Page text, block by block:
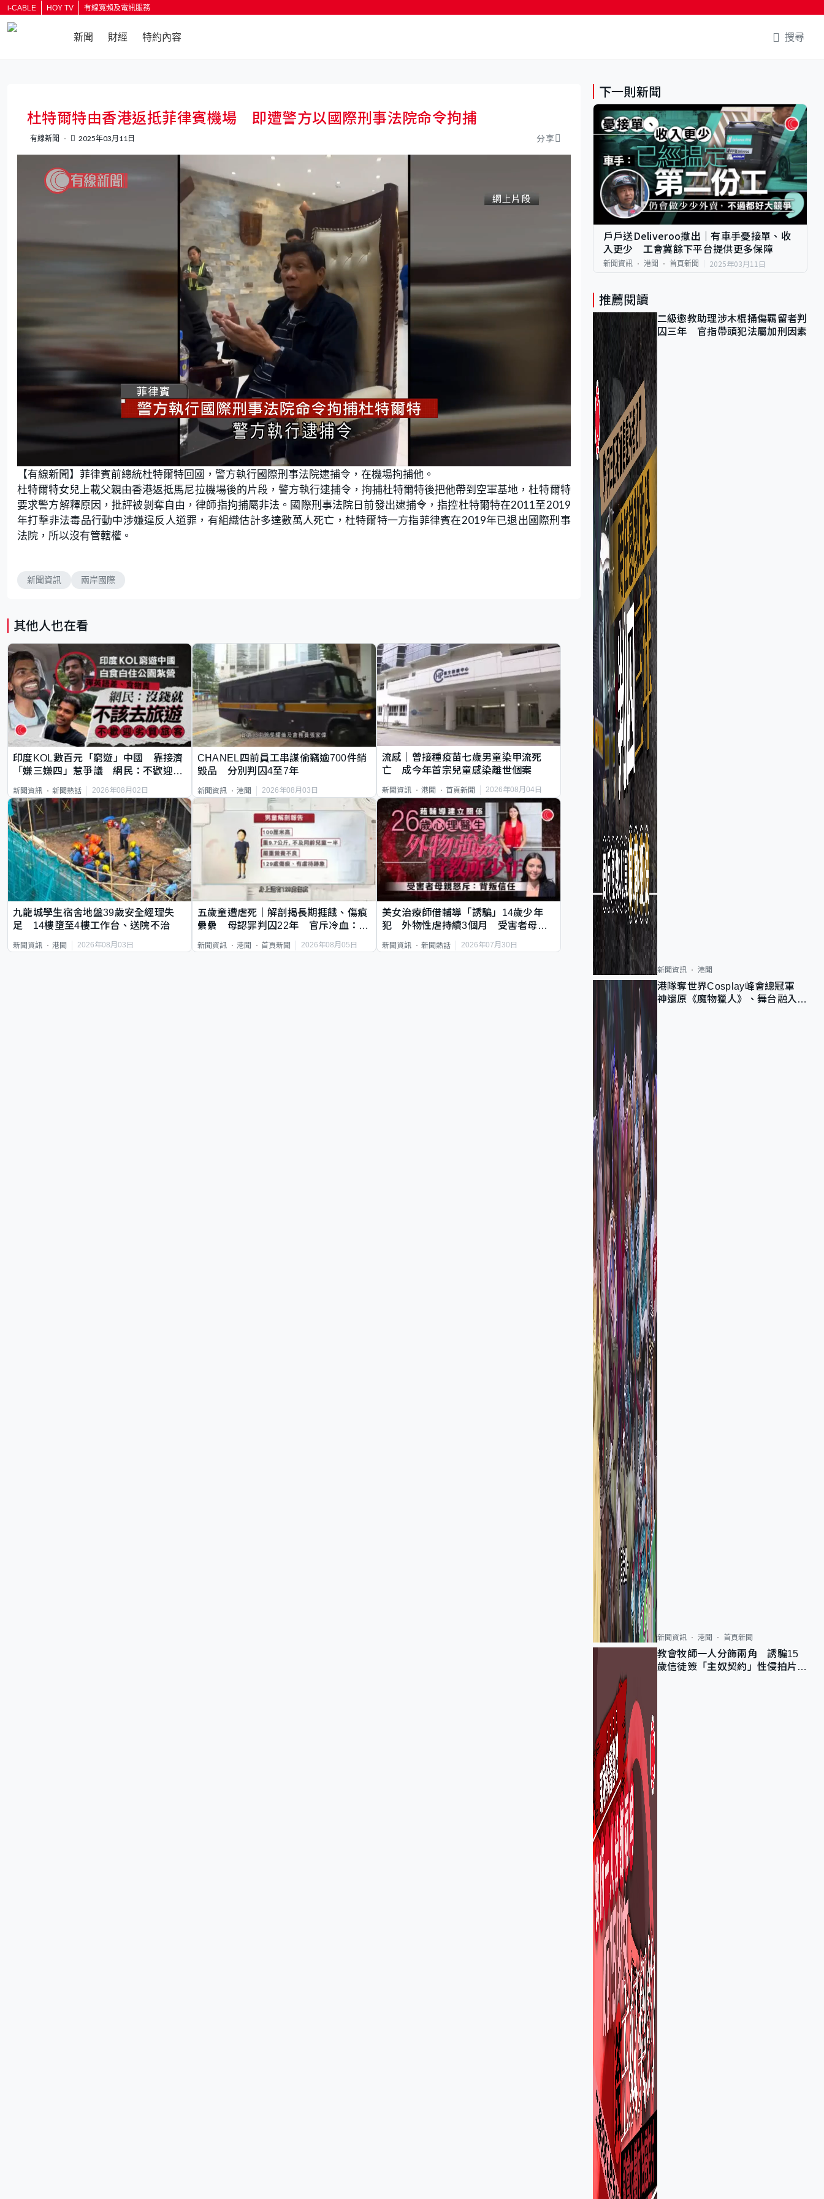
i-CABLE HOY TV 有線寬頻及電訊服務
新聞 財經 特約內容 搜尋
杜特爾特由香港返抵菲律賓機場 即遭警方以國際刑事法院命令拘捕
有線新聞 2025年03月11日 分享
n
m
u
t
e
a
d
d
:
4
5
【有線新聞】菲律賓前總統杜特爾特回國，警方執行國際刑事法院逮捕令，在機場拘捕他。
杜特爾特女兒上載父親由香港返抵馬尼拉機場後的片段，警方執行逮捕令，拘捕杜特爾特後把他帶到空軍基地，杜特爾特
要求警方解釋原因，批評被剝奪自由，律師指拘捕屬非法。國際刑事法院日前發出逮捕令，指控杜特爾特在2011至2019
年打擊非法毒品行動中涉嫌違反人道罪，有組織估計多達數萬人死亡，杜特爾特一方指菲律賓在2019年已退出國際刑事
法院，所以沒有管轄權。
新聞資訊 兩岸國際
其他人也在看
印度KOL數百元「窮遊」中國 靠接濟
「嫌三嫌四」惹爭議 網民：不歡迎劣
新聞資訊 新聞熱話 2026年08月02日
CHANEL四前員工串謀偷竊逾700件銷
毀品 分別判囚4至7年
新聞資訊 港聞 2026年08月03日
流感｜曾接種疫苗七歲男童染甲流死
亡 成今年首宗兒童感染離世個案
新聞資訊 港聞 首頁新聞 2026年08月04日
九龍城學生宿舍地盤39歲安全經理失
足 14樓墮至4樓工作台、送院不治
新聞資訊 港聞 2026年08月03日
五歲童遭虐死｜解剖揭長期捱餓、傷痕
纍纍 母認罪判囚22年 官斥冷血：同
新聞資訊 港聞 首頁新聞 2026年08月05日
美女治療師借輔導「誘騙」14歲少年
犯 外物性虐持續3個月 受害者母：
新聞資訊 新聞熱話 2026年07月30日
下一則新聞
戶戶送Deliveroo撤出｜有車手憂接單、收
入更少 工會冀餘下平台提供更多保障
新聞資訊 港聞 首頁新聞 2025年03月11日
推薦閱讀
二級懲教助理涉木棍捅傷羈留者判
囚三年 官指帶頭犯法屬加刑因素
新聞資訊 港聞
港隊奪世界Cosplay峰會總冠軍
神還原《魔物獵人》、舞台融入獅
新聞資訊 港聞 首頁新聞
教會牧師一人分飾兩角 誘騙15
歲信徒簽「主奴契約」性侵拍片